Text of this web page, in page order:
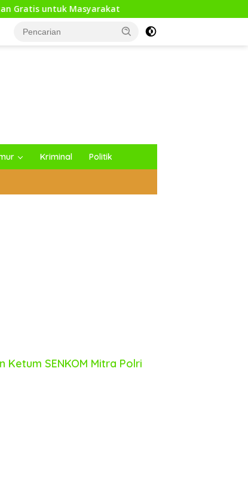
Sambut HUT RI Ke-81, Media Generasi
Kriminal Politik
Ketum SENKOM Mitra Polri